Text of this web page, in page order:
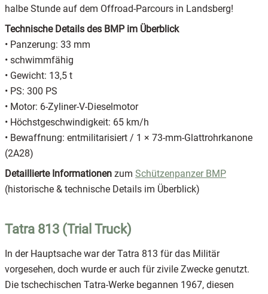
halbe Stunde auf dem Offroad-Parcours in Landsberg!
Technische Details des BMP im Überblick
• Panzerung: 33 mm
• schwimmfähig
• Gewicht: 13,5 t
• PS: 300 PS
• Motor: 6-Zyliner-V-Dieselmotor
• Höchstgeschwindigkeit: 65 km/h
• Bewaffnung: entmilitarisiert / 1 × 73-mm-Glattrohrkanone
(2A28)
Detaillierte Informationen zum Schützenpanzer BMP
(historische & technische Details im Überblick)
Tatra 813 (Trial Truck)
In der Hauptsache war der Tatra 813 für das Militär
vorgesehen, doch wurde er auch für zivile Zwecke genutzt.
Die tschechischen Tatra-Werke begannen 1967, diesen